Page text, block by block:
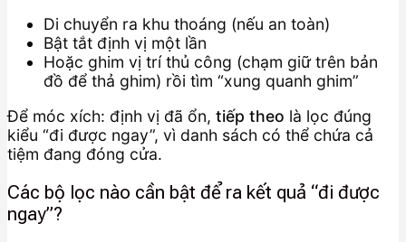
Di chuyển ra khu thoáng (nếu an toàn)
Bật tắt định vị một lần
Hoặc ghim vị trí thủ công (chạm giữ trên bản
đồ để thả ghim) rồi tìm “xung quanh ghim”
Để móc xích: định vị đã ổn, tiếp theo là lọc đúng
kiểu “đi được ngay”, vì danh sách có thể chứa cả
tiệm đang đóng cửa.
Các bộ lọc nào cần bật để ra kết quả “đi được
ngay”?